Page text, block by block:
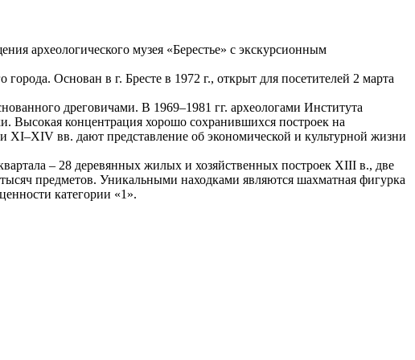
археологического музея «Берестье» с экскурсионным
Основан в г. Бресте в 1972 г., открыт для посетителей 2 марта
дреговичами. В 1969–1981 гг. археологами Института
Высокая концентрация хорошо сохранившихся построек на
ХI–ХIV вв. дают представление об экономической и культурной жизни
– 28 деревянных жилых и хозяйственных построек ХIII в., две
предметов. Уникальными находками являются шахматная фигурка
категории «1».